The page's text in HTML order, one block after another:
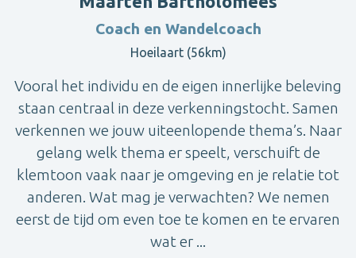
Coach en Wandelcoach
Hoeilaart (56km)
Vooral het individu en de eigen innerlijke beleving
staan centraal in deze verkenningstocht. Samen
verkennen we jouw uiteenlopende thema’s. Naar
gelang welk thema er speelt, verschuift de
klemtoon vaak naar je omgeving en je relatie tot
anderen. Wat mag je verwachten? We nemen
eerst de tijd om even toe te komen en te ervaren
wat er ...